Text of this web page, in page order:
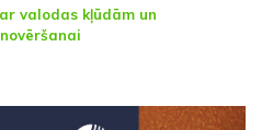
valodas kļūdām un